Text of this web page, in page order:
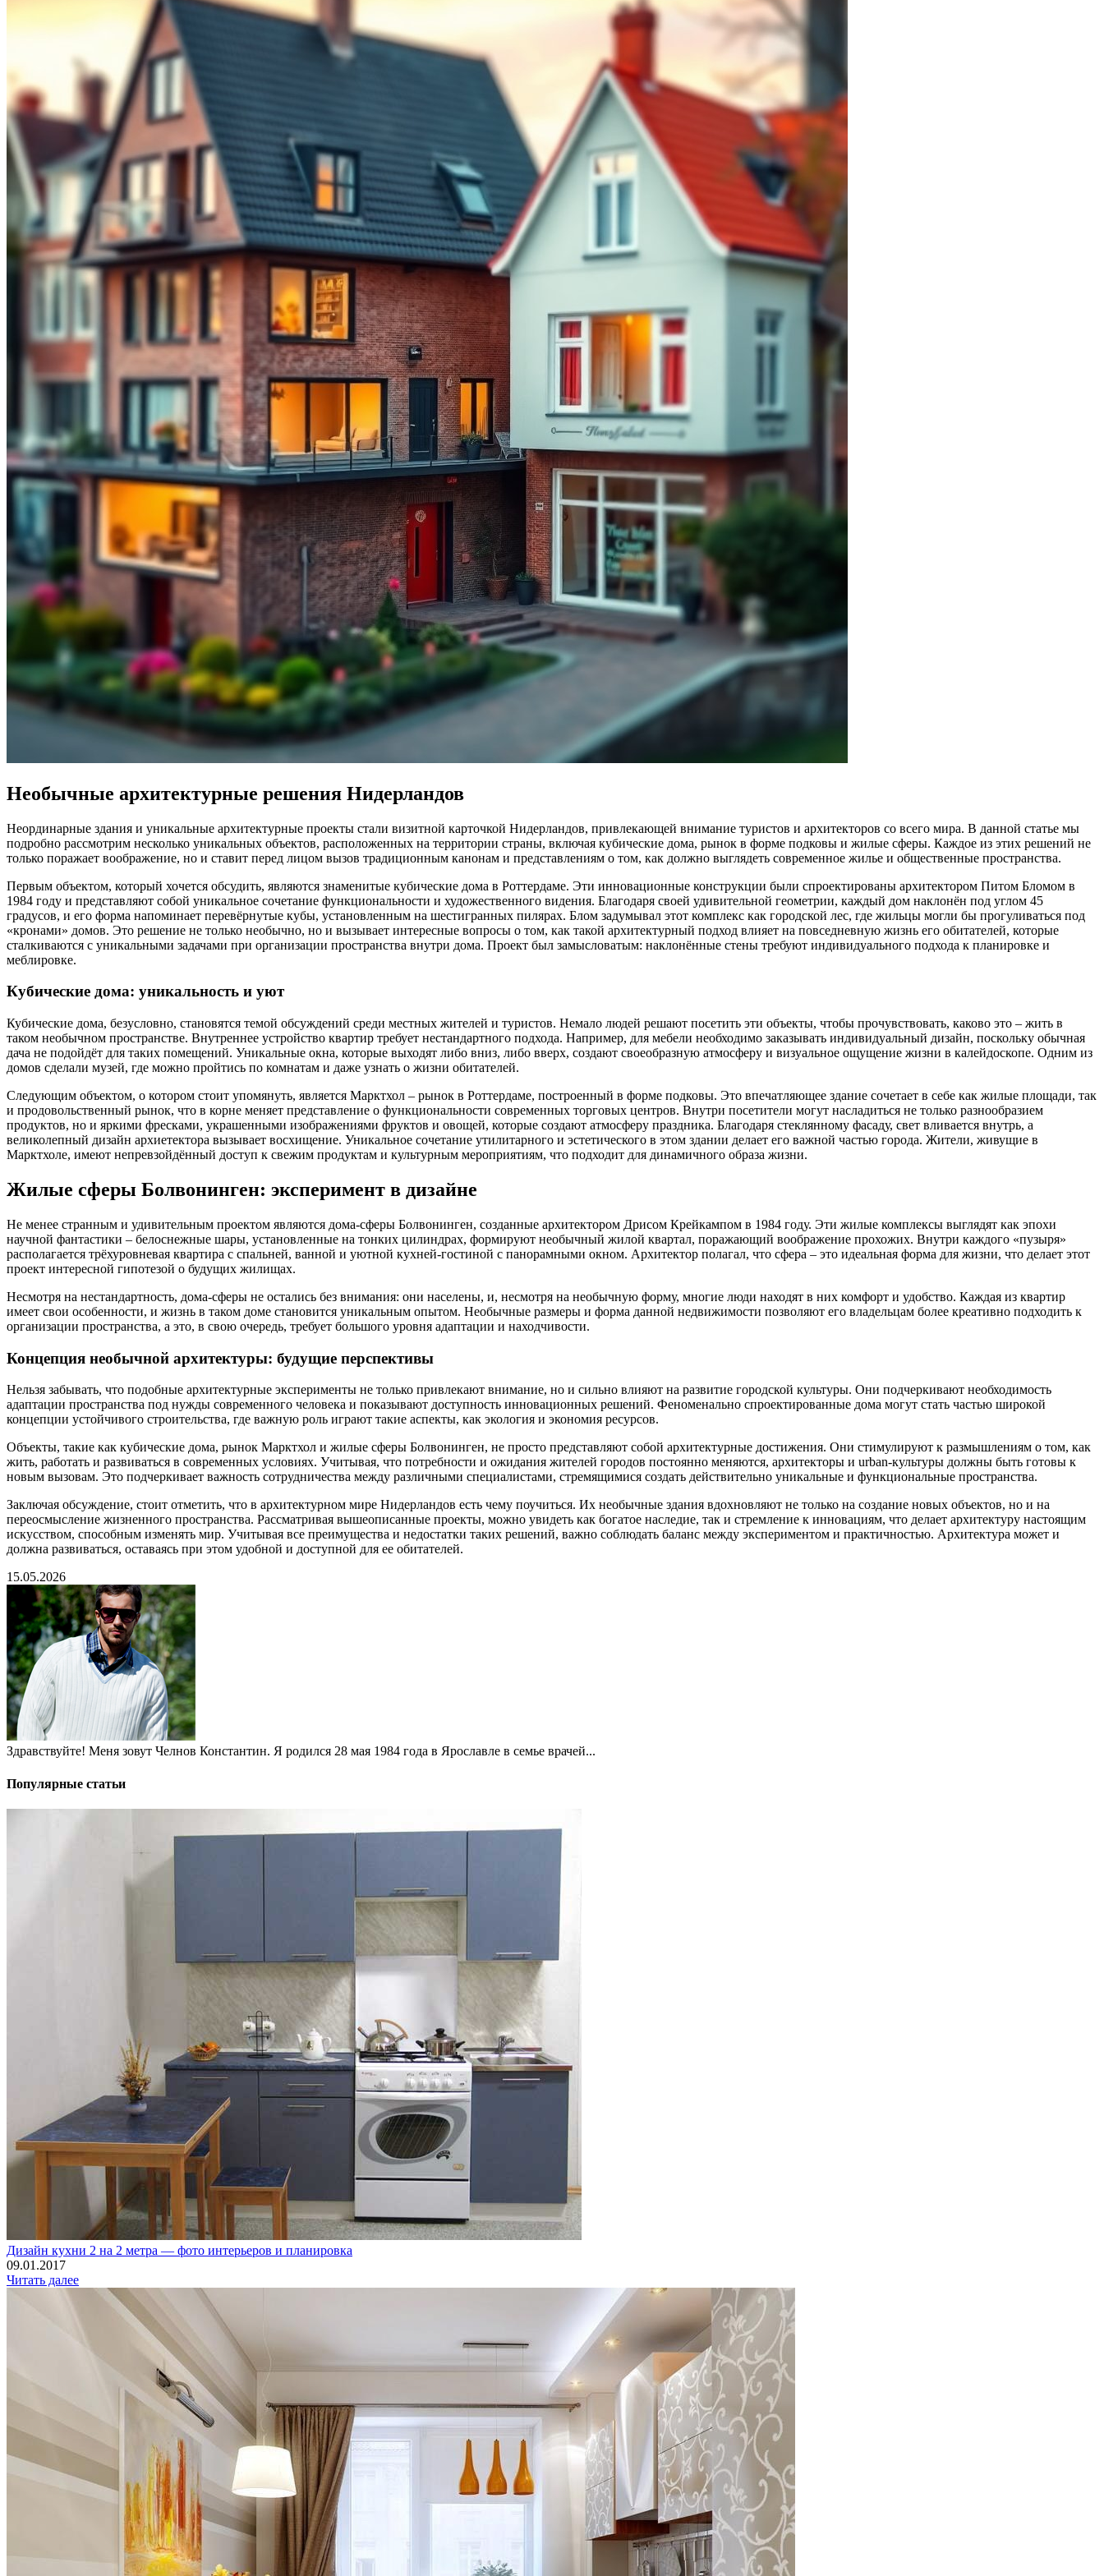
Необычные архитектурные решения Нидерландов
Неординарные здания и уникальные архитектурные проекты стали визитной карточкой Нидерландов, привлекающей внимание туристов и архитекторов со всего мира. В данной статье мы
подробно рассмотрим несколько уникальных объектов, расположенных на территории страны, включая кубические дома, рынок в форме подковы и жилые сферы. Каждое из этих решений не
только поражает воображение, но и ставит перед лицом вызов традиционным канонам и представлениям о том, как должно выглядеть современное жилье и общественные пространства.
Первым объектом, который хочется обсудить, являются знаменитые кубические дома в Роттердаме. Эти инновационные конструкции были спроектированы архитектором Питом Бломом в
1984 году и представляют собой уникальное сочетание функциональности и художественного видения. Благодаря своей удивительной геометрии, каждый дом наклонён под углом 45
градусов, и его форма напоминает перевёрнутые кубы, установленным на шестигранных пилярах. Блом задумывал этот комплекс как городской лес, где жильцы могли бы прогуливаться под
«кронами» домов. Это решение не только необычно, но и вызывает интересные вопросы о том, как такой архитектурный подход влияет на повседневную жизнь его обитателей, которые
сталкиваются с уникальными задачами при организации пространства внутри дома. Проект был замысловатым: наклонённые стены требуют индивидуального подхода к планировке и
меблировке.
Кубические дома: уникальность и уют
Кубические дома, безусловно, становятся темой обсуждений среди местных жителей и туристов. Немало людей решают посетить эти объекты, чтобы прочувствовать, каково это – жить в
таком необычном пространстве. Внутреннее устройство квартир требует нестандартного подхода. Например, для мебели необходимо заказывать индивидуальный дизайн, поскольку обычная
дача не подойдёт для таких помещений. Уникальные окна, которые выходят либо вниз, либо вверх, создают своеобразную атмосферу и визуальное ощущение жизни в калейдоскопе. Одним из
домов сделали музей, где можно пройтись по комнатам и даже узнать о жизни обитателей.
Следующим объектом, о котором стоит упомянуть, является Марктхол – рынок в Роттердаме, построенный в форме подковы. Это впечатляющее здание сочетает в себе как жилые площади, так
и продовольственный рынок, что в корне меняет представление о функциональности современных торговых центров. Внутри посетители могут насладиться не только разнообразием
продуктов, но и яркими фресками, украшенными изображениями фруктов и овощей, которые создают атмосферу праздника. Благодаря стеклянному фасаду, свет вливается внутрь, а
великолепный дизайн архиетектора вызывает восхищение. Уникальное сочетание утилитарного и эстетического в этом здании делает его важной частью города. Жители, живущие в
Марктхоле, имеют непревзойдённый доступ к свежим продуктам и культурным мероприятиям, что подходит для динамичного образа жизни.
Жилые сферы Болвонинген: эксперимент в дизайне
Не менее странным и удивительным проектом являются дома-сферы Болвонинген, созданные архитектором Дрисом Крейкампом в 1984 году. Эти жилые комплексы выглядят как эпохи
научной фантастики – белоснежные шары, установленные на тонких цилиндрах, формируют необычный жилой квартал, поражающий воображение прохожих. Внутри каждого «пузыря»
располагается трёхуровневая квартира с спальней, ванной и уютной кухней-гостиной с панорамными окном. Архитектор полагал, что сфера – это идеальная форма для жизни, что делает этот
проект интересной гипотезой о будущих жилищах.
Несмотря на нестандартность, дома-сферы не остались без внимания: они населены, и, несмотря на необычную форму, многие люди находят в них комфорт и удобство. Каждая из квартир
имеет свои особенности, и жизнь в таком доме становится уникальным опытом. Необычные размеры и форма данной недвижимости позволяют его владельцам более креативно подходить к
организации пространства, а это, в свою очередь, требует большого уровня адаптации и находчивости.
Концепция необычной архитектуры: будущие перспективы
Нельзя забывать, что подобные архитектурные эксперименты не только привлекают внимание, но и сильно влияют на развитие городской культуры. Они подчеркивают необходимость
адаптации пространства под нужды современного человека и показывают доступность инновационных решений. Феноменально спроектированные дома могут стать частью широкой
концепции устойчивого строительства, где важную роль играют такие аспекты, как экология и экономия ресурсов.
Объекты, такие как кубические дома, рынок Марктхол и жилые сферы Болвонинген, не просто представляют собой архитектурные достижения. Они стимулируют к размышлениям о том, как
жить, работать и развиваться в современных условиях. Учитывая, что потребности и ожидания жителей городов постоянно меняются, архитекторы и urban-культуры должны быть готовы к
новым вызовам. Это подчеркивает важность сотрудничества между различными специалистами, стремящимися создать действительно уникальные и функциональные пространства.
Заключая обсуждение, стоит отметить, что в архитектурном мире Нидерландов есть чему поучиться. Их необычные здания вдохновляют не только на создание новых объектов, но и на
переосмысление жизненного пространства. Рассматривая вышеописанные проекты, можно увидеть как богатое наследие, так и стремление к инновациям, что делает архитектуру настоящим
искусством, способным изменять мир. Учитывая все преимущества и недостатки таких решений, важно соблюдать баланс между экспериментом и практичностью. Архитектура может и
должна развиваться, оставаясь при этом удобной и доступной для ее обитателей.
15.05.2026
Здравствуйте! Меня зовут Челнов Константин. Я родился 28 мая 1984 года в Ярославле в семье врачей...
Популярные статьи
Дизайн кухни 2 на 2 метра — фото интерьеров и планировка
09.01.2017
Читать далее